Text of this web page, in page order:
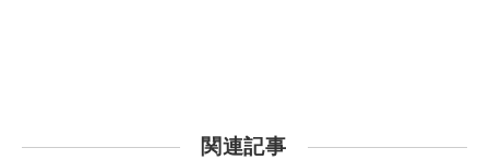
関連記事